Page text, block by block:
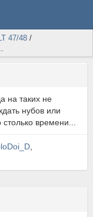
47/48 /
на таких не
нубов или
времени...